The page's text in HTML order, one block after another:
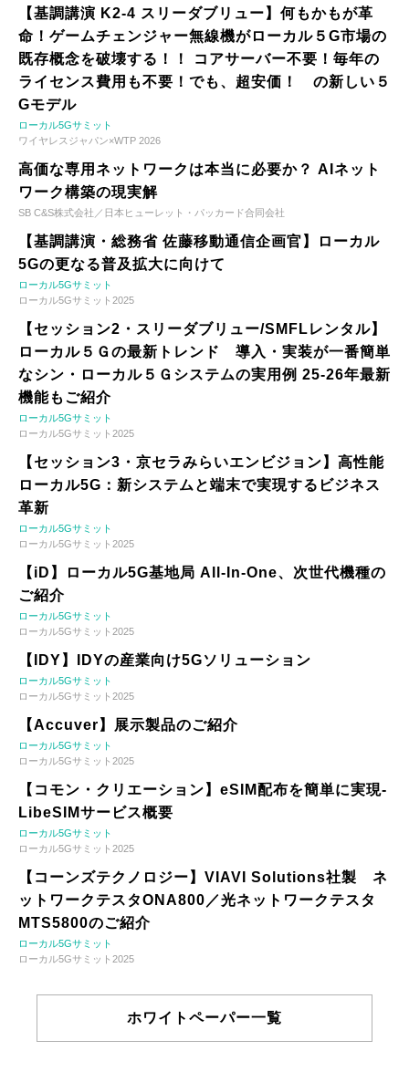
【基調講演 K2-4 スリーダブリュー】何もかもが革
命！ゲームチェンジャー無線機がローカル５G市場の
既存概念を破壊する！！ コアサーバー不要！毎年の
ライセンス費用も不要！でも、超安価！ の新しい５
Gモデル
ローカル5Gサミット
ワイヤレスジャパン×WTP 2026
高価な専用ネットワークは本当に必要か？ AIネット
ワーク構築の現実解
SB C&S株式会社／日本ヒューレット・パッカード合同会社
【基調講演・総務省 佐藤移動通信企画官】ローカル
5Gの更なる普及拡大に向けて
ローカル5Gサミット
ローカル5Gサミット2025
【セッション2・スリーダブリュー/SMFLレンタル】
ローカル５Ｇの最新トレンド 導入・実装が一番簡単
なシン・ローカル５Ｇシステムの実用例 25-26年最新
機能もご紹介
ローカル5Gサミット
ローカル5Gサミット2025
【セッション3・京セラみらいエンビジョン】高性能
ローカル5G：新システムと端末で実現するビジネス
革新
ローカル5Gサミット
ローカル5Gサミット2025
【iD】ローカル5G基地局 All-In-One、次世代機種の
ご紹介
ローカル5Gサミット
ローカル5Gサミット2025
【IDY】IDYの産業向け5Gソリューション
ローカル5Gサミット
ローカル5Gサミット2025
【Accuver】展示製品のご紹介
ローカル5Gサミット
ローカル5Gサミット2025
【コモン・クリエーション】eSIM配布を簡単に実現-
LibeSIMサービス概要
ローカル5Gサミット
ローカル5Gサミット2025
【コーンズテクノロジー】VIAVI Solutions社製 ネ
ットワークテスタONA800／光ネットワークテスタ
MTS5800のご紹介
ローカル5Gサミット
ローカル5Gサミット2025
ホワイトペーパー一覧